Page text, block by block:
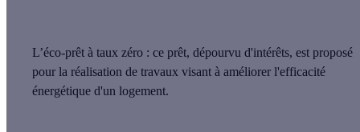
L’éco-prêt à taux zéro : ce prêt, dépourvu d'intérêts, est proposé
pour la réalisation de travaux visant à améliorer l'efficacité
énergétique d'un logement.